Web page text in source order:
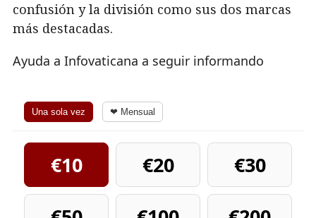
confusión y la división como sus dos marcas
más destacadas.
Ayuda a Infovaticana a seguir informando
Una sola vez ❤ Mensual
€10 €20
€30